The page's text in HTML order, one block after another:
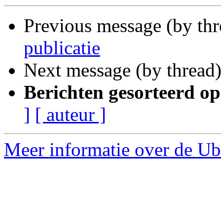
Previous message (by
publicatie
Next message (by
Berichten gesorteerd
] [ auteur ]
Meer informatie over de